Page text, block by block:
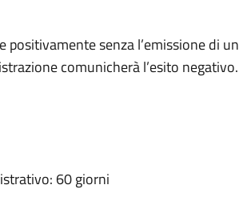
senza l’emissione di un
comunicherà l’esito negativo.
60 giorni